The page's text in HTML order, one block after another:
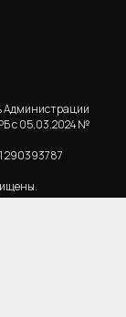
Администрации
с 05.03.2024 №
290393787